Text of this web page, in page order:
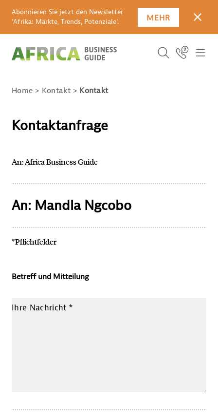
Abonnieren Sie jetzt den Newsletter
'Afrika: Märkte, Trends, Potenziale'.
MEHR
ICON
Suchbegriff
SUCHEN
Icon Link
Home Kontakt Kontakt
Kontaktanfrage
An: Africa Business Guide
An: Mandla Ngcobo
*Pflichtfelder
Betreff und Mitteilung
Ihre Nachricht *